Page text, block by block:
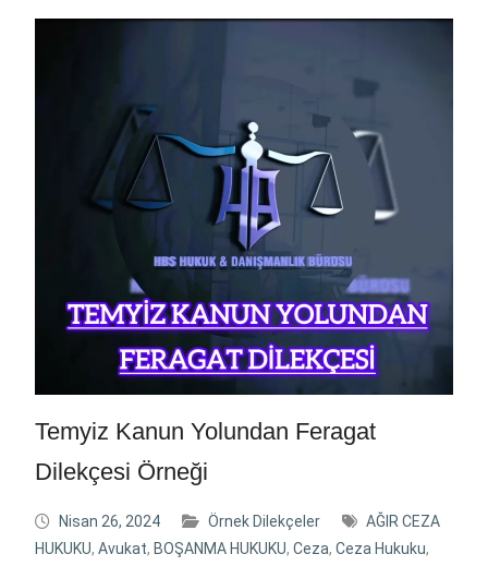
Temyiz Kanun Yolundan Feragat
Dilekçesi Örneği
Nisan 26, 2024 Örnek Dilekçeler
AĞIR CEZA
HUKUKU, Avukat, BOŞANMA HUKUKU, Ceza, Ceza Hukuku,